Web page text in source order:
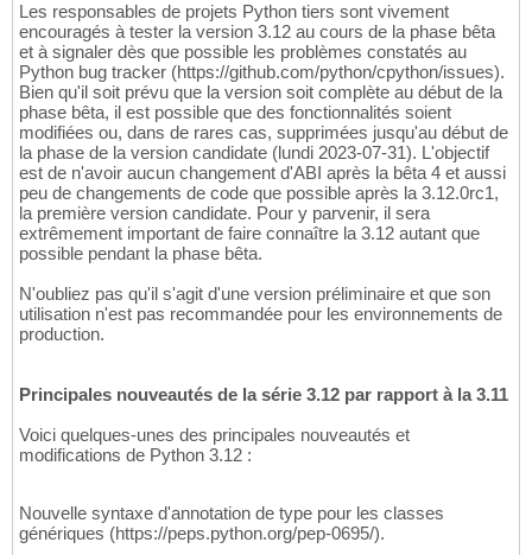
Les responsables de projets Python tiers sont vivement
encouragés à tester la version 3.12 au cours de la phase bêta
et à signaler dès que possible les problèmes constatés au
Python bug tracker (https://github.com/python/cpython/issues).
Bien qu'il soit prévu que la version soit complète au début de la
phase bêta, il est possible que des fonctionnalités soient
modifiées ou, dans de rares cas, supprimées jusqu'au début de
la phase de la version candidate (lundi 2023-07-31). L'objectif
est de n'avoir aucun changement d'ABI après la bêta 4 et aussi
peu de changements de code que possible après la 3.12.0rc1,
la première version candidate. Pour y parvenir, il sera
extrêmement important de faire connaître la 3.12 autant que
possible pendant la phase bêta.
N'oubliez pas qu'il s'agit d'une version préliminaire et que son
utilisation n'est pas recommandée pour les environnements de
production.
Principales nouveautés de la série 3.12 par rapport à la 3.11
Voici quelques-unes des principales nouveautés et
modifications de Python 3.12 :
Nouvelle syntaxe d'annotation de type pour les classes
génériques (https://peps.python.org/pep-0695/).